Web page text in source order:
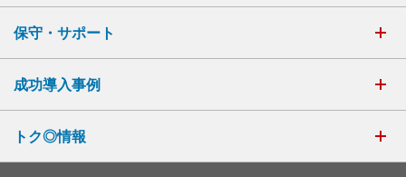
保守・サポート
成功導入事例
トク◎情報